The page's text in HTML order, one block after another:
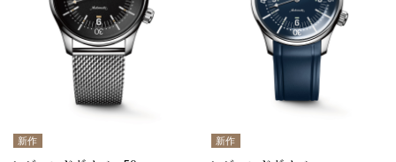
新作 新作